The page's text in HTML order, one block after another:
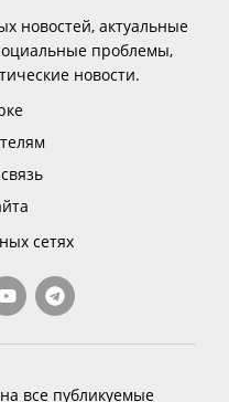
новостей, актуальные
проблемы,
новости.
сетях
все публикуемые